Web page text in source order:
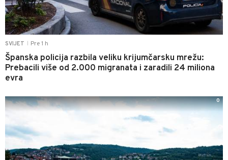
SVIJET Pre 1 h
Španska policija razbila veliku krijumčarsku mrežu:
Prebacili više od 2.000 migranata i zaradili 24 miliona
evra
0